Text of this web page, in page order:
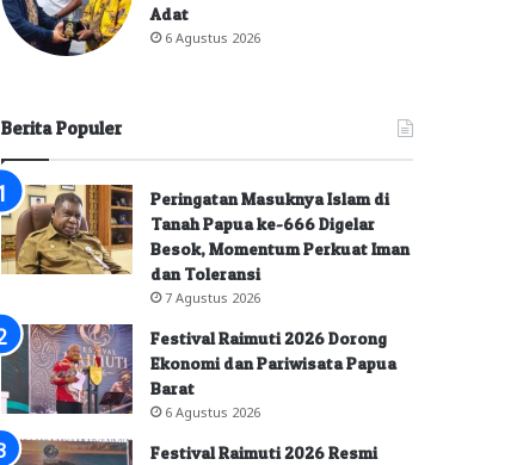
Adat
6 Agustus 2026
Berita Populer
Peringatan Masuknya Islam di
Tanah Papua ke-666 Digelar
Besok, Momentum Perkuat Iman
dan Toleransi
7 Agustus 2026
Festival Raimuti 2026 Dorong
Ekonomi dan Pariwisata Papua
Barat
6 Agustus 2026
Festival Raimuti 2026 Resmi